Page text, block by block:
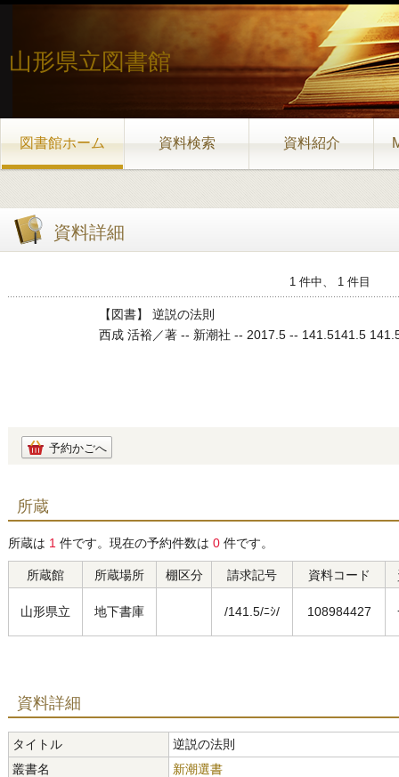
山形県立図書館
図書館ホーム 資料検索 資料紹介
資料詳細
1 件中、 1 件目
【図書】 逆説の法則
西成 活裕／著 -- 新潮社 -- 2017.5 -- 141.5141.5
予約かごへ
所蔵
所蔵は 1 件です。現在の予約件数は 0 件です。
所蔵館 所蔵場所 棚区分 請求記号 資料コード
山形県立 地下書庫 /141.5/ﾆｼ/ 108984427
資料詳細
タイトル
逆説の法則
叢書名
新潮選書